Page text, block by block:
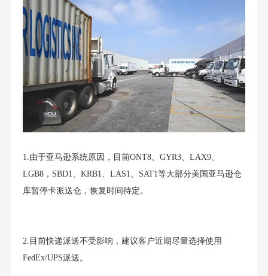
1.由于亚马逊系统原因，目前ONT8、GYR3、LAX9、
LGB8，SBD1、KRB1、LAS1、SAT1等大部分美国亚马逊仓
库暂停卡派送仓，恢复时间待定。
2.目前快递派送不受影响，建议客户近期尽量选择使用
FedEx/UPS派送。